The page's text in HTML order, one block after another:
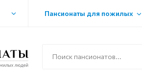
Пансионаты для пожилых